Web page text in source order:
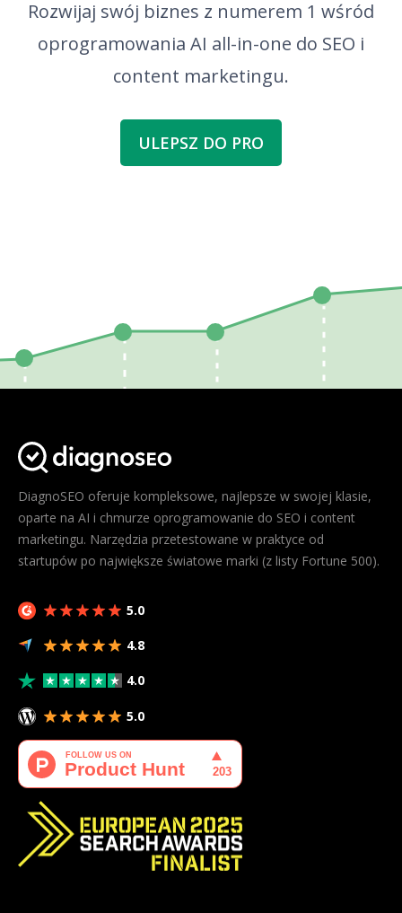
Rozwijaj swój biznes z numerem 1 wśród
oprogramowania AI all-in-one do SEO i
content marketingu.
ULEPSZ DO PRO
DiagnoSEO oferuje kompleksowe, najlepsze w swojej klasie,
oparte na AI i chmurze oprogramowanie do SEO i content
marketingu. Narzędzia przetestowane w praktyce od
startupów po największe światowe marki (z listy Fortune 500).
5.0
4.8
4.0
5.0